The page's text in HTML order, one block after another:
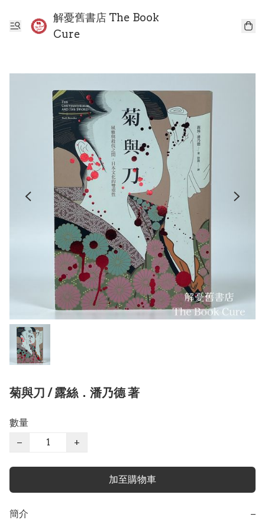
解憂舊書店 The Book
Cure
菊與刀 / 露絲．潘乃德 著
數量
−
+
加至購物車
簡介 −